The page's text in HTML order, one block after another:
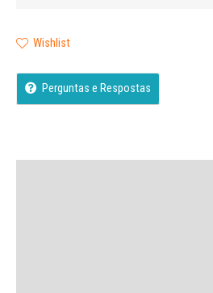
Wishlist
Perguntas e Respostas